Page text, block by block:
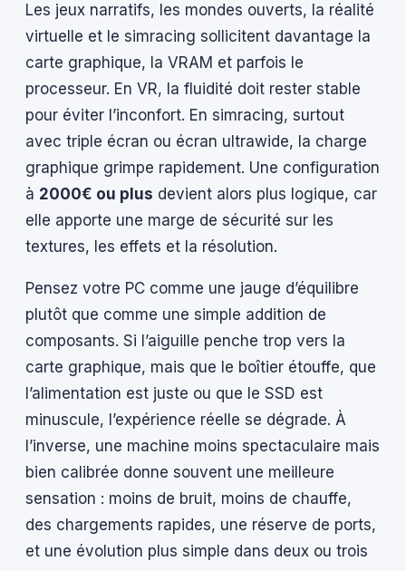
Les jeux narratifs, les mondes ouverts, la réalité
virtuelle et le simracing sollicitent davantage la
carte graphique, la VRAM et parfois le
processeur. En VR, la fluidité doit rester stable
pour éviter l’inconfort. En simracing, surtout
avec triple écran ou écran ultrawide, la charge
graphique grimpe rapidement. Une configuration
à 2000€ ou plus devient alors plus logique, car
elle apporte une marge de sécurité sur les
textures, les effets et la résolution.
Pensez votre PC comme une jauge d’équilibre
plutôt que comme une simple addition de
composants. Si l’aiguille penche trop vers la
carte graphique, mais que le boîtier étouffe, que
l’alimentation est juste ou que le SSD est
minuscule, l’expérience réelle se dégrade. À
l’inverse, une machine moins spectaculaire mais
bien calibrée donne souvent une meilleure
sensation : moins de bruit, moins de chauffe,
des chargements rapides, une réserve de ports,
et une évolution plus simple dans deux ou trois